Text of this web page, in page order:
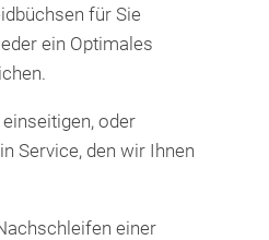
für Sie
ein Optimales
oder
Service, den wir Ihnen
einer